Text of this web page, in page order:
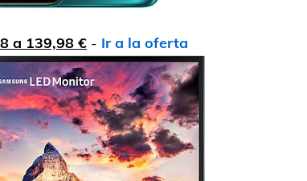
a 139,98 € - Ir a la oferta